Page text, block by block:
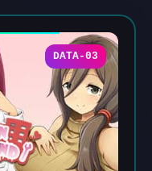
DATA-03